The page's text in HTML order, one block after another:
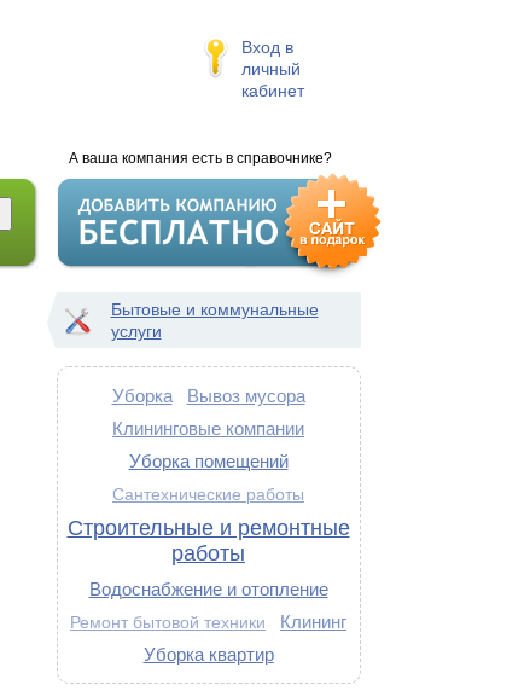
Вход в
личный
кабинет
А ваша компания есть в справочнике?
Бытовые и коммунальные
услуги
Уборка
Вывоз мусора
Клининговые компании
Уборка помещений
Сантехнические работы
Строительные и ремонтные
работы
Водоснабжение и отопление
Ремонт бытовой техники
Клининг
Уборка квартир